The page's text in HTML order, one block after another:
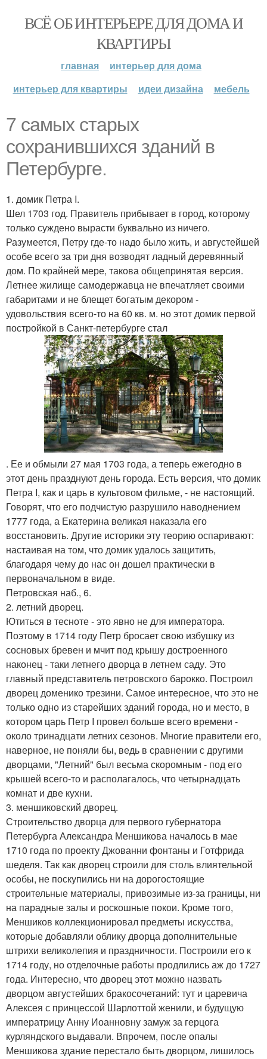
ВСЁ ОБ ИНТЕРЬЕРЕ ДЛЯ ДОМА И
КВАРТИРЫ
главная
интерьер для дома
интерьер для квартиры
идеи дизайна мебель
7 самых старых
сохранившихся зданий в
Петербурге.
1. домик Петра I.
Шел 1703 год. Правитель прибывает в город, которому
только суждено вырасти буквально из ничего.
Разумеется, Петру где-то надо было жить, и августейшей
особе всего за три дня возводят ладный деревянный
дом. По крайней мере, такова общепринятая версия.
Летнее жилище самодержавца не впечатляет своими
габаритами и не блещет богатым декором -
удовольствия всего-то на 60 кв. м. но этот домик первой
постройкой в Санкт-петербурге стал
. Ее и обмыли 27 мая 1703 года, а теперь ежегодно в
этот день празднуют день города. Есть версия, что домик
Петра I, как и царь в культовом фильме, - не настоящий.
Говорят, что его подчистую разрушило наводнением
1777 года, а Екатерина великая наказала его
восстановить. Другие историки эту теорию оспаривают:
настаивая на том, что домик удалось защитить,
благодаря чему до нас он дошел практически в
первоначальном в виде.
Петровская наб., 6.
2. летний дворец.
Ютиться в тесноте - это явно не для императора.
Поэтому в 1714 году Петр бросает свою избушку из
сосновых бревен и мчит под крышу достроенного
наконец - таки летнего дворца в летнем саду. Это
главный представитель петровского барокко. Построил
дворец доменико трезини. Самое интересное, что это не
только одно из старейших зданий города, но и место, в
котором царь Петр I провел больше всего времени -
около тринадцати летних сезонов. Многие правители его,
наверное, не поняли бы, ведь в сравнении с другими
дворцами, "Летний" был весьма скоромным - под его
крышей всего-то и располагалось, что четырнадцать
комнат и две кухни.
3. меншиковский дворец.
Строительство дворца для первого губернатора
Петербурга Александра Меншикова началось в мае
1710 года по проекту Джованни фонтаны и Готфрида
шеделя. Так как дворец строили для столь влиятельной
особы, не поскупились ни на дорогостоящие
строительные материалы, привозимые из-за границы, ни
на парадные залы и роскошные покои. Кроме того,
Меншиков коллекционировал предметы искусства,
которые добавляли облику дворца дополнительные
штрихи великолепия и праздничности. Построили его к
1714 году, но отделочные работы продлились аж до 1727
года. Интересно, что дворец этот можно назвать
дворцом августейших бракосочетаний: тут и царевича
Алексея с принцессой Шарлоттой женили, и будущую
императрицу Анну Иоанновну замуж за герцога
курляндского выдавали. Впрочем, после опалы
Меншикова здание перестало быть дворцом, лишилось